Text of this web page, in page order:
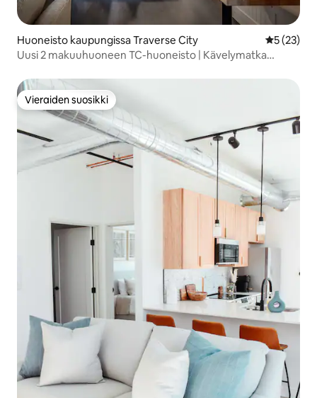
Huoneisto kaupungissa Traverse City
5 (23)
Uusi 2 makuuhuoneen TC-huoneisto | Kävelymatka
Vieraiden suosikki
Vieraiden suosikki